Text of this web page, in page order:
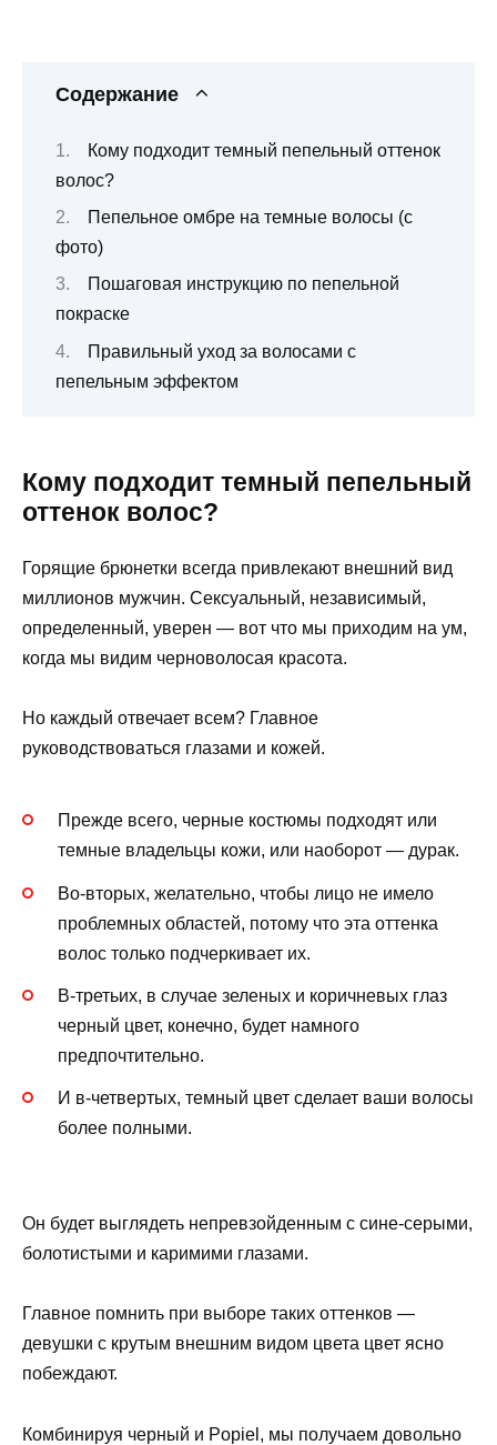
Содержание
Кому подходит темный пепельный оттенок
волос?
Пепельное омбре на темные волосы (с
фото)
Пошаговая инструкцию по пепельной
покраске
Правильный уход за волосами с
пепельным эффектом
Кому подходит темный пепельный
оттенок волос?
Горящие брюнетки всегда привлекают внешний вид
миллионов мужчин. Сексуальный, независимый,
определенный, уверен — вот что мы приходим на ум,
когда мы видим черноволосая красота.
Но каждый отвечает всем? Главное
руководствоваться глазами и кожей.
Прежде всего, черные костюмы подходят или
темные владельцы кожи, или наоборот — дурак.
Во-вторых, желательно, чтобы лицо не имело
проблемных областей, потому что эта оттенка
волос только подчеркивает их.
В-третьих, в случае зеленых и коричневых глаз
черный цвет, конечно, будет намного
предпочтительно.
И в-четвертых, темный цвет сделает ваши волосы
более полными.
Он будет выглядеть непревзойденным с сине-серыми,
болотистыми и каримими глазами.
Главное помнить при выборе таких оттенков —
девушки с крутым внешним видом цвета цвет ясно
побеждают.
Комбинируя черный и Popiel, мы получаем довольно